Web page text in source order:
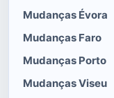
Mudanças Évora
Mudanças Faro
Mudanças Porto
Mudanças Viseu